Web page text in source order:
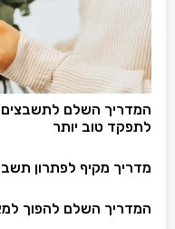
המדריך השלם לתשבצים
לתפקד טוב יותר
מדריך מקיף לפתרון
המדריך השלם להפוך